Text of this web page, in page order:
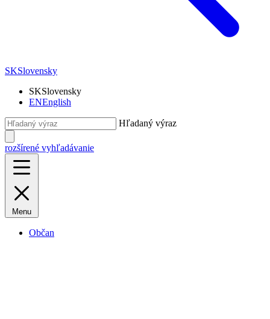
SKSlovensky
SKSlovensky
ENEnglish
Hľadaný výraz
rozšírené vyhľadávanie
Menu
Občan